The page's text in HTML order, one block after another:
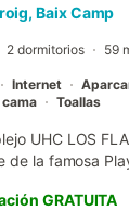
se abre en
Baix Camp
2 dormitorios 59
Internet
cama
Toallas
UHC LOS
de la famosa
zona
GRATUITA